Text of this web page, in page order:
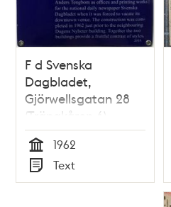
F d Svenska
Dagbladet,
Gjörwellsgatan 28
(Trängkåren 6)
Tid
1962
Typ
Text